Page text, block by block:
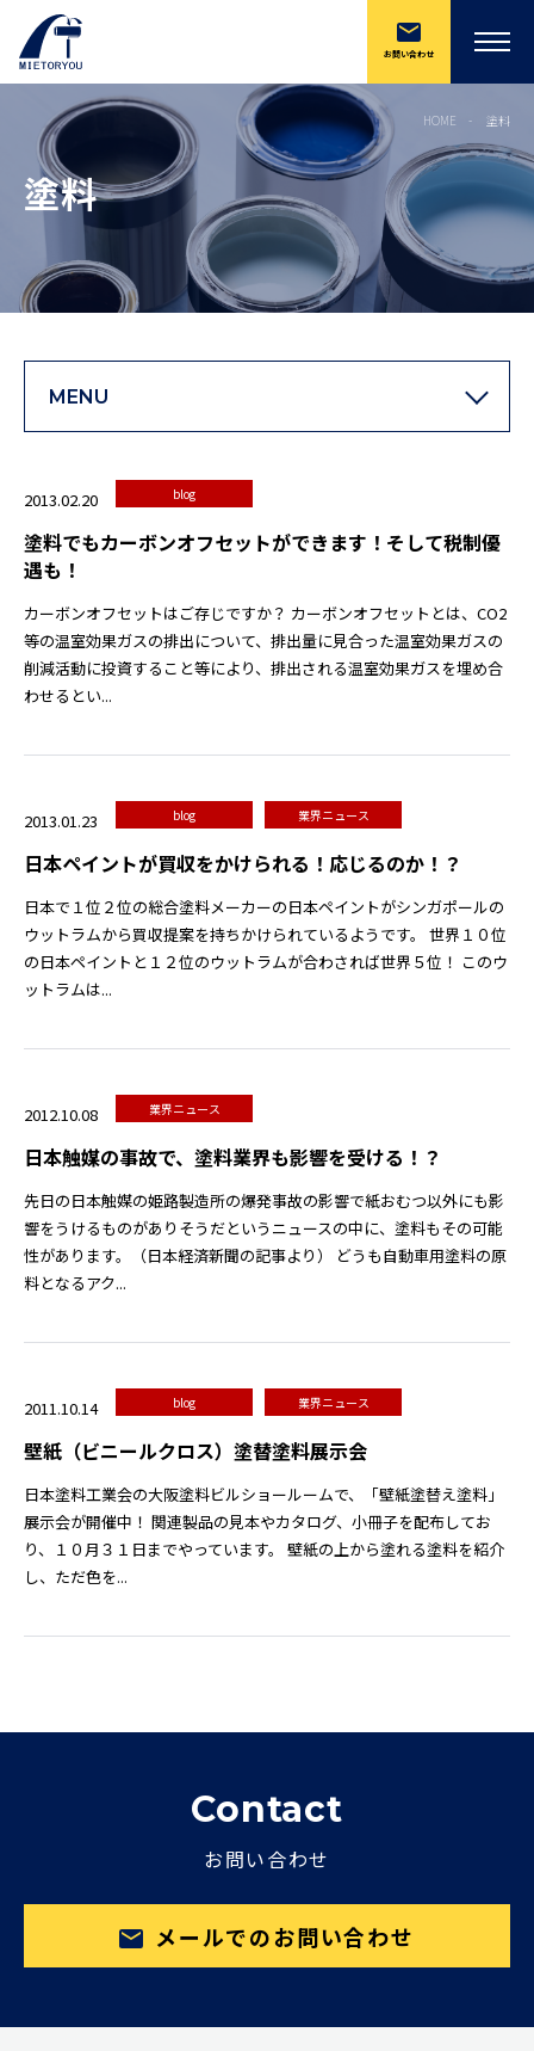
お問い合わせ
HOME 塗料
塗料
2013.02.20 blog
塗料でもカーボンオフセットができます！そして税制優
遇も！
カーボンオフセットはご存じですか？ カーボンオフセットとは、CO2
等の温室効果ガスの排出について、排出量に見合った温室効果ガスの
削減活動に投資すること等により、排出される温室効果ガスを埋め合
わせるとい...
2013.01.23 blog 業界ニュース
日本ペイントが買収をかけられる！応じるのか！？
日本で１位２位の総合塗料メーカーの日本ペイントがシンガポールの
ウットラムから買収提案を持ちかけられているようです。 世界１０位
の日本ペイントと１２位のウットラムが合わされば世界５位！ このウ
ットラムは...
2012.10.08 業界ニュース
日本触媒の事故で、塗料業界も影響を受ける！？
先日の日本触媒の姫路製造所の爆発事故の影響で紙おむつ以外にも影
響をうけるものがありそうだというニュースの中に、塗料もその可能
性があります。（日本経済新聞の記事より） どうも自動車用塗料の原
料となるアク...
2011.10.14 blog 業界ニュース
壁紙（ビニールクロス）塗替塗料展示会
日本塗料工業会の大阪塗料ビルショールームで、「壁紙塗替え塗料」
展示会が開催中！ 関連製品の見本やカタログ、小冊子を配布してお
り、１０月３１日までやっています。 壁紙の上から塗れる塗料を紹介
し、ただ色を...
MENU
Contact
お問い合わせ
メールでのお問い合わせ